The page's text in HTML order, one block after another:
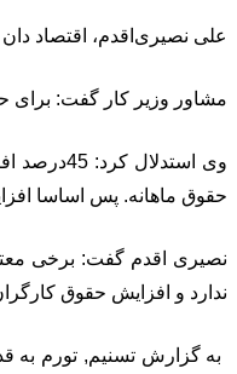
علی نصیری‌اقدم، اقتصاد
مشاور وزیر کار گفت: برای حدود 7سال متوالی از سال ۹۷ به این طرف، همیشه حداقل دستمزد کمتر از تورم بوده، آیا این باعث
حقوق ماهانه. پس اساسا
نصیری اقدم گفت: برخی
ندارد و افزایش حقوق